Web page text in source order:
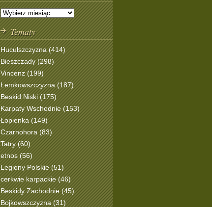
Tematy
Huculszczyzna (414)
Bieszczady (298)
Vincenz (199)
Łemkowszczyzna (187)
Beskid Niski (175)
Karpaty Wschodnie (153)
Łopienka (149)
Czarnohora (83)
Tatry (60)
etnos (56)
Legiony Polskie (51)
cerkwie karpackie (46)
Beskidy Zachodnie (45)
Bojkowszczyzna (31)